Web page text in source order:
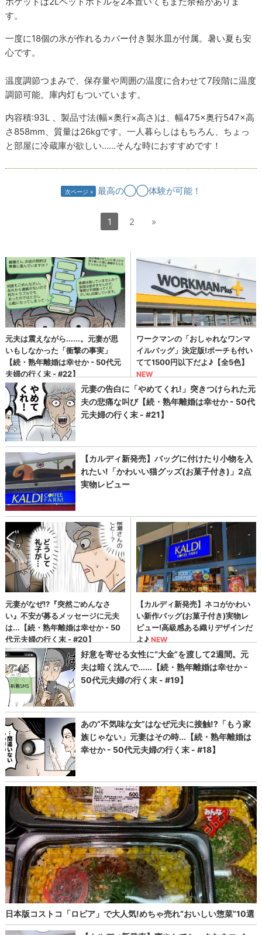
す。
一度に18個の氷が作れるカバー付き製氷皿が付属。暑い夏も安
心です。
温度調節つまみで、保存量や周囲の温度に合わせて7段階に温度
調節可能。庫内灯もついています。
内容積:93L 、製品寸法(幅×奥行×高さ)は、幅475×奥行547×高
さ858mm、質量は26kgです。一人暮らしはもちろん、ちょっ
と部屋に冷蔵庫が欲しい……そんな時におすすめです！
次ページ 最高の◯◯体験が可能！
1 2 »